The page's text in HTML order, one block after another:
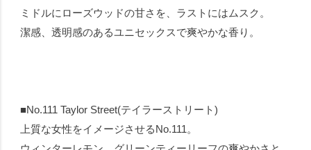
ミドルにローズウッドの甘さを、ラストにはムスク。
潔感、透明感のあるユニセックスで爽やかな香り。
■No.111 Taylor Street(テイラーストリート)
上質な女性をイメージさせるNo.111。